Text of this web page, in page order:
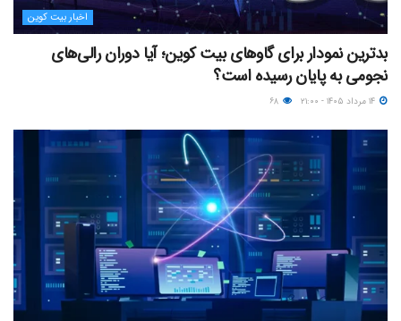
اخبار بیت کوین
بدترین نمودار برای گاوهای بیت کوین؛ آیا دوران رالی‌های
نجومی به پایان رسیده است؟